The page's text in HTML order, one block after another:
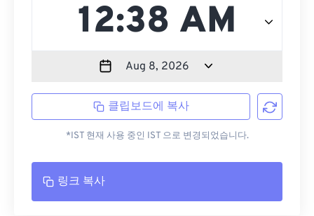
클립보드에 복사
*IST 현재 사용 중인 IST 으로 변경되었습니다.
링크 복사